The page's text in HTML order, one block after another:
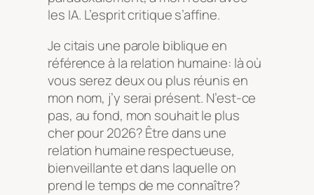
les IA. L’esprit critique s’affine.
Je citais une parole biblique en
référence à la relation humaine: là où
vous serez deux ou plus réunis en
mon nom, j’y serai présent. N’est-ce
pas, au fond, mon souhait le plus
cher pour 2026? Être dans une
relation humaine respectueuse,
bienveillante et dans laquelle on
prend le temps de me connaître?